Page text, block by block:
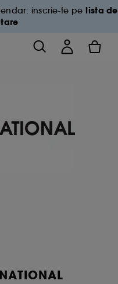
inscrie-te pe lista de